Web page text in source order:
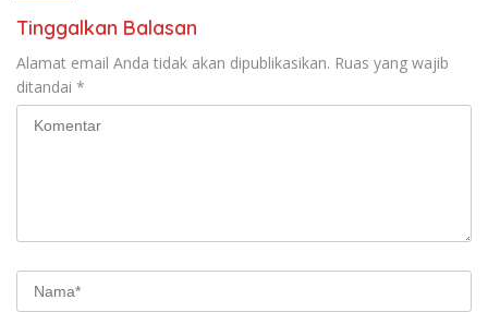
Tinggalkan Balasan
Alamat email Anda tidak akan dipublikasikan. Ruas yang wajib
ditandai *